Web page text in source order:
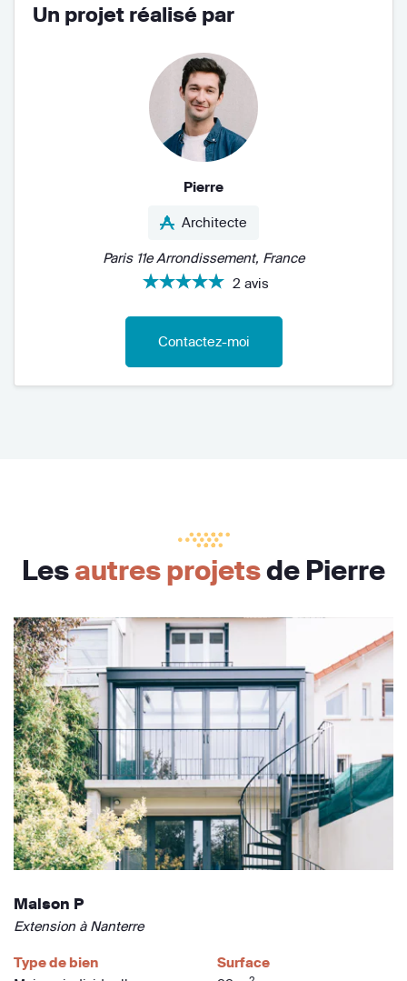
Un projet réalisé par
Pierre
Architecte
Paris 11e Arrondissement, France
2 avis
Contactez-moi
Lesautres projetsde Pierre
Maison P
Extension à Nanterre
Type de bien
Surface